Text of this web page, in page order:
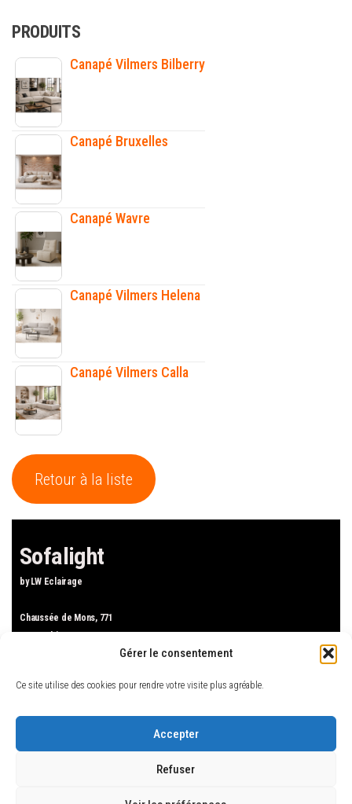
Gérer le consentement
Ce site utilise des cookies pour rendre votre visite plus agréable.
Accepter
Refuser
PRODUITS
Canapé Vilmers Bilberry
Canapé Bruxelles
Canapé Wavre
Canapé Vilmers Helena
Canapé Vilmers Calla
Retour à la liste
Sofalight
by LW Eclairage
Chaussée de Mons, 771
Accueil
Canapés